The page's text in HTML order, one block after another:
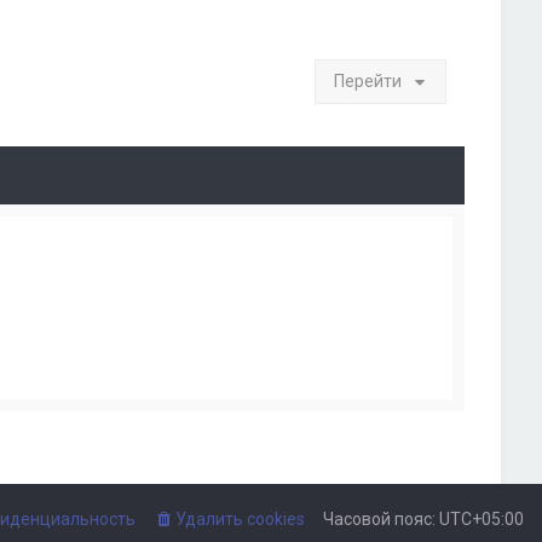
Перейти
Часовой пояс: UTC+05:00
Удалить cookies